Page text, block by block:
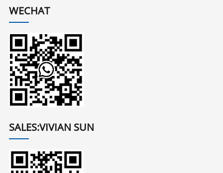
WECHAT
SALES:VIVIAN SUN